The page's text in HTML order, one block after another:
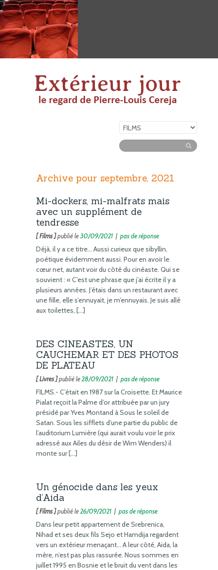
Archive pour septembre, 2021
Mi-dockers, mi-malfrats mais
avec un supplément de
tendresse
[ Films ]publié le30/09/2021 | pas de réponse
Déjà, il y a ce titre… Aussi curieux que sibyllin,
poétique évidemment aussi. Pour en avoir le
cœur net, autant voir du côté du cinéaste. Qui se
souvient : « C’est une phrase que j’ai écrite il y a
plusieurs années. J’étais dans un restaurant avec
une fille, elle s’ennuyait, je m’ennuyais. Je suis allé
aux toilettes, […]
DES CINEASTES, UN
CAUCHEMAR ET DES PHOTOS
DE PLATEAU
[ Livres ]publié le28/09/2021 | pas de réponse
FILMS.- C’était en 1987 sur la Croisette. Et Maurice
Pialat reçoit la Palme d’or attribuée par un jury
présidé par Yves Montand à Sous le soleil de
Satan. Sous les sifflets d’une partie du public de
l’auditorium Lumière (qui aurait voulu voir le prix
adressé aux Ailes du désir de Wim Wenders) il
monte sur […]
Un génocide dans les yeux
d’Aida
[ Films ]publié le26/09/2021 | pas de réponse
Dans leur petit appartement de Srebrenica,
Nihad et ses deux fils Sejo et Hamdija regardent
vers un extérieur menaçant… A leur côté, Aida, la
mère, n’est pas plus rassurée. Nous sommes en
juillet 1995 en Bosnie et le bruit du vent dans les